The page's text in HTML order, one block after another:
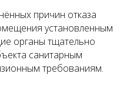
причин отказа
установленным
органы тщательно
санитарным
требованиям.